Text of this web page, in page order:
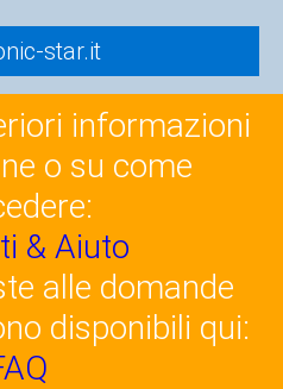
star.it
informazioni
o su come
& Aiuto
alle domande
disponibili qui: